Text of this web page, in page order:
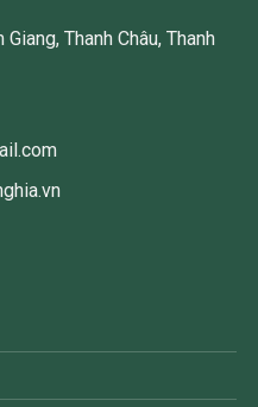
Thanh Châu, Thanh